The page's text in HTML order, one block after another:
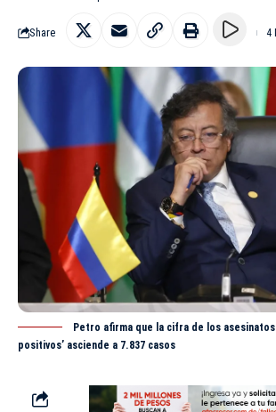
Share 4
Petro afirma que la cifra de los
positivos’ asciende a 7.837 casos